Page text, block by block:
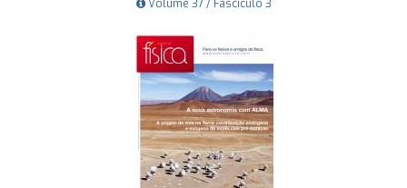
Volume 37 / Fascículo 3